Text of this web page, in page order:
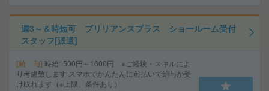
週3～＆時短可 ブリリアンスプラス ショールーム受付
スタッフ[派遣]
給 与 時給1500円～1600円 ※ご経験・スキルによ
り考慮致します スマホでかんたんに前払いで給与が受
け取れます（※上限、条件あり）